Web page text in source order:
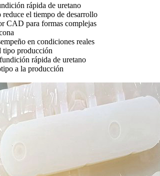
rápida de uretano
el tiempo de desarrollo
CAD para formas complejas
en condiciones reales
tipo producción
rápida de uretano
a la producción